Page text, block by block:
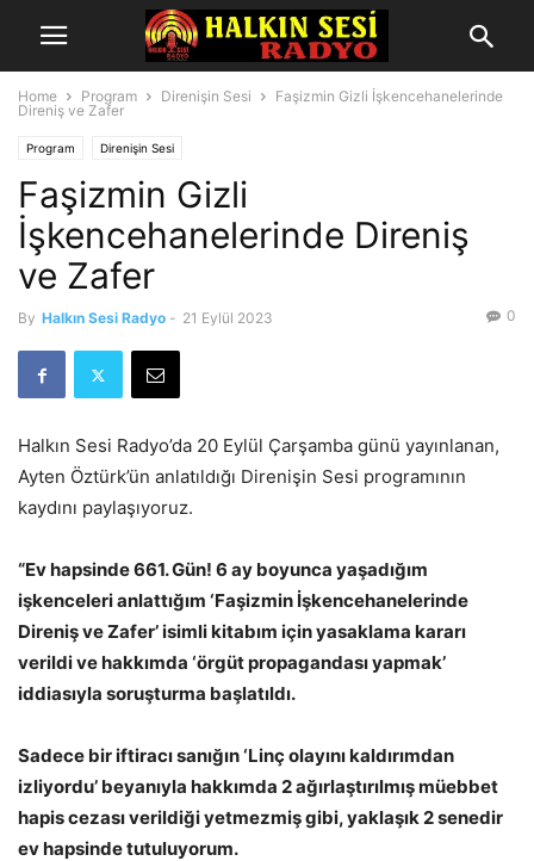
Home Program Direnişin Sesi
Faşizmin Gizli İşkencehanelerinde
Direniş ve Zafer
Program Direnişin Sesi
Faşizmin Gizli
İşkencehanelerinde Direniş
ve Zafer
By Halkın Sesi Radyo - 21 Eylül 2023 0
Halkın Sesi Radyo’da 20 Eylül Çarşamba günü yayınlanan,
Ayten Öztürk’ün anlatıldığı Direnişin Sesi programının
kaydını paylaşıyoruz.
“Ev hapsinde 661. Gün! 6 ay boyunca yaşadığım
işkenceleri anlattığım ‘Faşizmin İşkencehanelerinde
Direniş ve Zafer’ isimli kitabım için yasaklama kararı
verildi ve hakkımda ‘örgüt propagandası yapmak’
iddiasıyla soruşturma başlatıldı.
Sadece bir iftiracı sanığın ‘Linç olayını kaldırımdan
izliyordu’ beyanıyla hakkımda 2 ağırlaştırılmış müebbet
hapis cezası verildiği yetmezmiş gibi, yaklaşık 2 senedir
ev hapsinde tutuluyorum.